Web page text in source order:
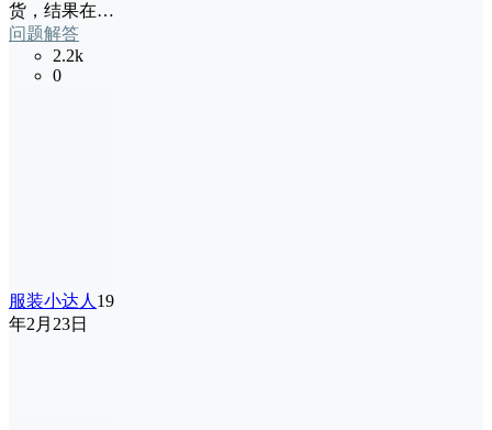
货，结果在…
问题解答
2.2k
0
服装小达人 19
年2月23日